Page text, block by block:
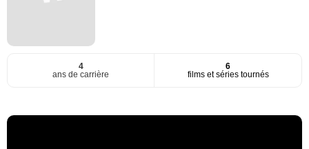
4
ans de carrière
6
films et séries tournés